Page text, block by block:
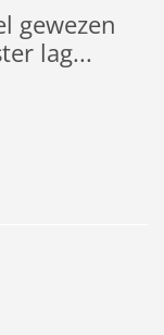
gewezen
lag...